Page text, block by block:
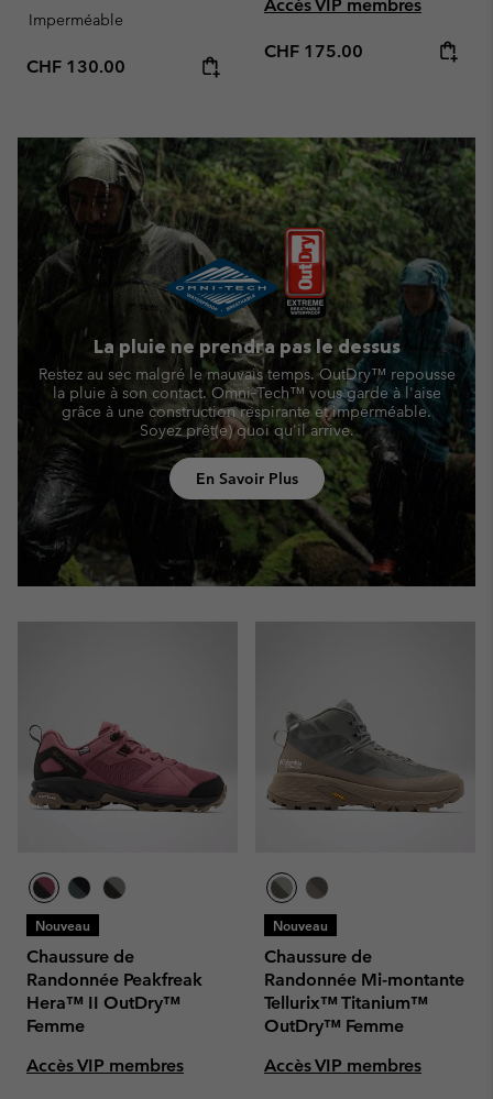
Imperméable
Regular price:
CHF 130.00
Accès VIP membres
Regular price:
CHF 175.00
La pluie ne prendra pas le dessus
Restez au sec malgré le mauvais temps. OutDry™ repousse
la pluie à son contact. Omni‑Tech™ vous garde à l'aise
grâce à une construction respirante et imperméable.
Soyez prêt(e) quoi qu'il arrive.
En Savoir Plus
Nouveau
Chaussure de
Randonnée Peakfreak
Hera™ II OutDry™
Femme
Accès VIP membres
Nouveau
Chaussure de
Randonnée Mi-montante
Tellurix™ Titanium™
OutDry™ Femme
Accès VIP membres